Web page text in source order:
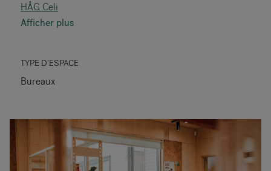
HÅG Celi
Afficher plus
TYPE D'ESPACE
Bureaux